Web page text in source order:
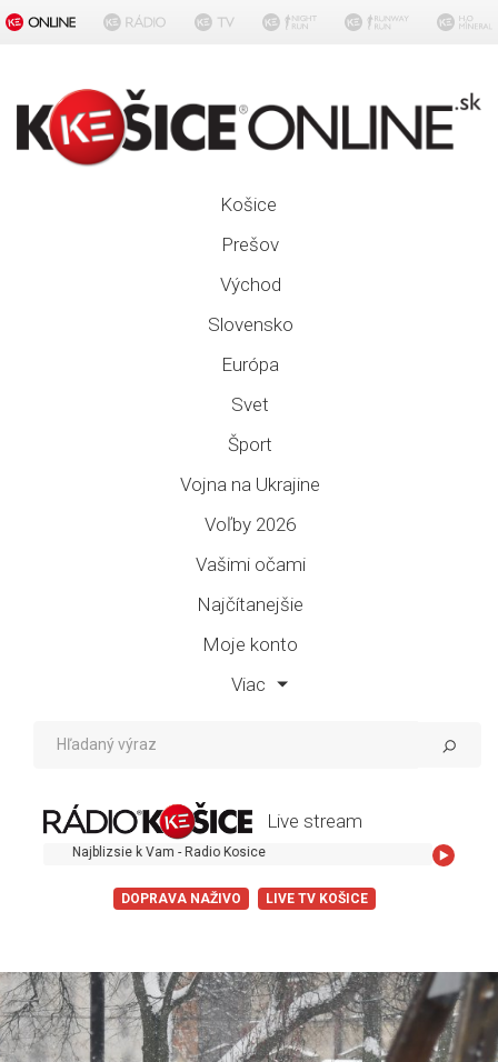
Košice
Prešov
Východ
Slovensko
Európa
Svet
Šport
Vojna na Ukrajine
Voľby 2026
Vašimi očami
Najčítanejšie
Moje konto
Viac
Live stream
Najblizsie k Vam - Radio Kosice
DOPRAVA NAŽIVO LIVE TV KOŠICE